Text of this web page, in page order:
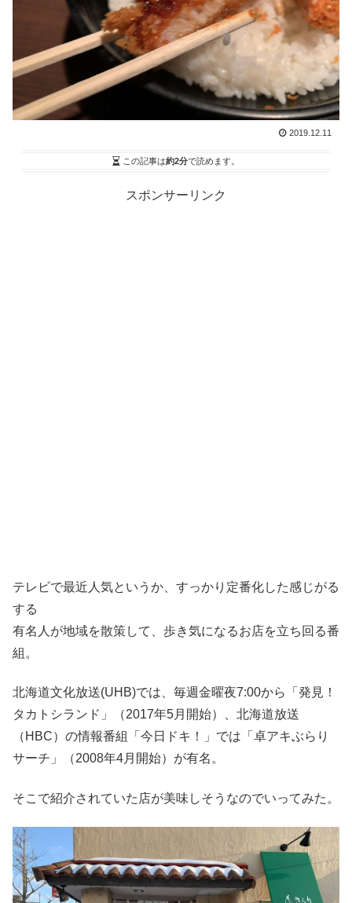
2019.12.11
この記事は約2分で読めます。
スポンサーリンク
テレビで最近人気というか、すっかり定番化した感じがる
する
有名人が地域を散策して、歩き気になるお店を立ち回る番
組。
北海道文化放送(UHB)では、毎週金曜夜7:00から「発見！
タカトシランド」（2017年5月開始）、北海道放送
（HBC）の情報番組「今日ドキ！」では「卓アキぶらり
サーチ」（2008年4月開始）が有名。
そこで紹介されていた店が美味しそうなのでいってみた。